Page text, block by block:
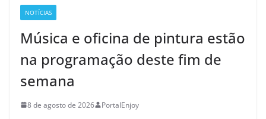
NOTÍCIAS
Música e oficina de pintura estão
na programação deste fim de
semana
8 de agosto de 2026 PortalEnjoy